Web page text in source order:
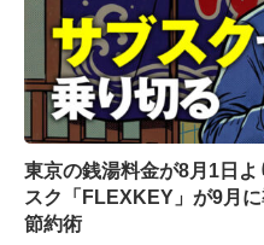
東京の銭湯料金が8月1日
スク「FLEXKEY」が9月
節約術